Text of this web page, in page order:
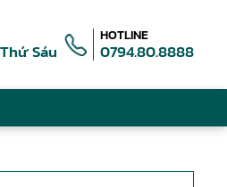
Sáu
HOTLINE
0794.80.8888